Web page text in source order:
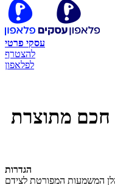
עסקי פרטי
להצטרף
לפלאפון
חכם מתוצרת
הגדרות